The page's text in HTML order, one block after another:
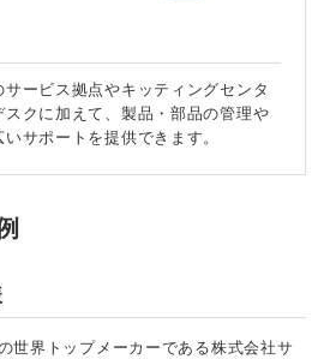
サービス拠点やキッティングセンタ
スクに加えて、製品・部品の管理や
サポートを提供できます。
世界トップメーカーである株式会社サ